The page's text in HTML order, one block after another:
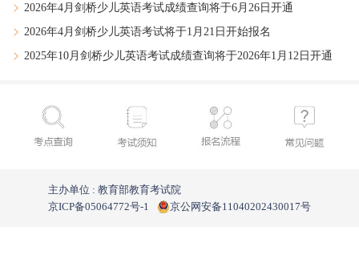
2026年4月剑桥少儿英语考试成绩查询将于6月26日开通
2026年4月剑桥少儿英语考试将于1月21日开始报名
2025年10月剑桥少儿英语考试成绩查询将于2026年1月12日开通
主办单位 : 教育部教育考试院
京ICP备05064772号-1
京公网安备11040202430017号